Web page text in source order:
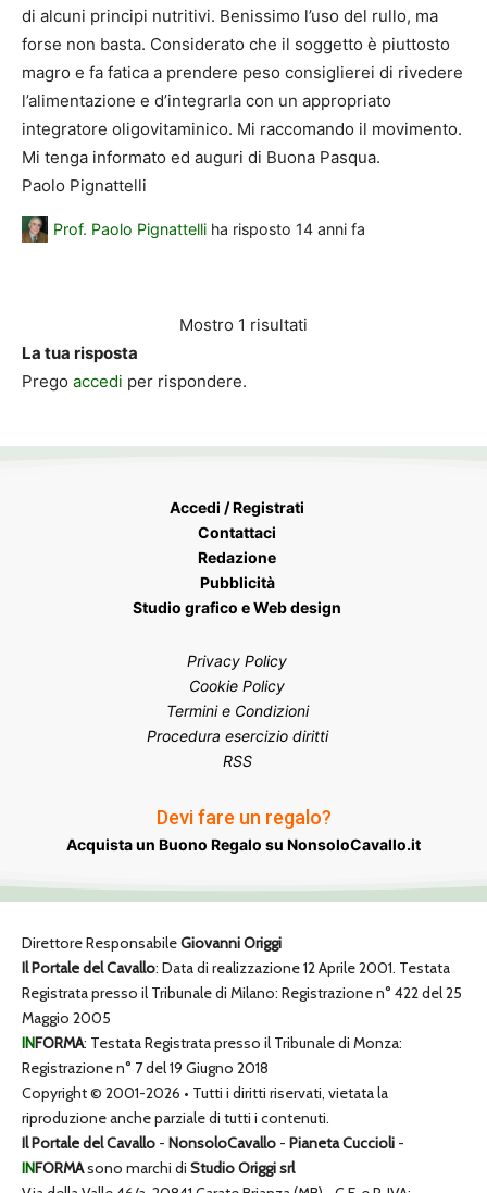
di alcuni principi nutritivi. Benissimo l’uso del rullo, ma
forse non basta. Considerato che il soggetto è piuttosto
magro e fa fatica a prendere peso consiglierei di rivedere
l’alimentazione e d’integrarla con un appropriato
integratore oligovitaminico. Mi raccomando il movimento.
Mi tenga informato ed auguri di Buona Pasqua.
Paolo Pignattelli
Prof. Paolo Pignattelli ha risposto 14 anni fa
Mostro 1 risultati
La tua risposta
Prego accedi per rispondere.
Accedi / Registrati
Contattaci
Redazione
Pubblicità
Studio grafico e Web design
Privacy Policy
Cookie Policy
Termini e Condizioni
Procedura esercizio diritti
RSS
Devi fare un regalo?
Acquista un Buono Regalo su NonsoloCavallo.it
Direttore ResponsabileGiovanni Origgi
Il Portale del Cavallo: Data di realizzazione 12 Aprile 2001. Testata
Registrata presso il Tribunale di Milano: Registrazione n° 422 del 25
Maggio 2005
INFORMA: Testata Registrata presso il Tribunale di Monza:
Registrazione n° 7 del 19 Giugno 2018
Copyright © 2001-2026 • Tutti i diritti riservati, vietata la
riproduzione anche parziale di tutti i contenuti.
Il Portale del Cavallo - NonsoloCavallo - Pianeta Cuccioli -
INFORMAsono marchi di Studio Origgi srl